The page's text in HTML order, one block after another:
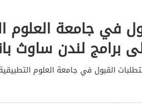
في جامعة العلوم
برامج لندن ساوث
القبول في جامعة العلوم